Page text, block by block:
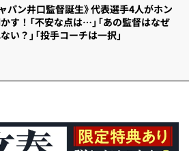
パン井口監督誕生》代表選手4人がホン
す！「不安な点は…」「あの監督はなぜ
い？」「投手コーチは一択」